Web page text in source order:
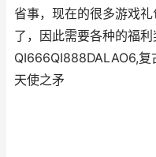
省事，现在的很多游戏
了，因此需要各种的福利
QI666QI888DALAO6,复
天使之矛